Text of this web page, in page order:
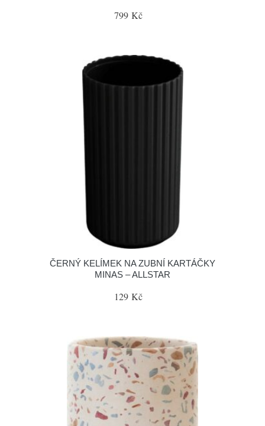
799 Kč
ČERNÝ KELÍMEK NA ZUBNÍ KARTÁČKY
MINAS – ALLSTAR
129 Kč